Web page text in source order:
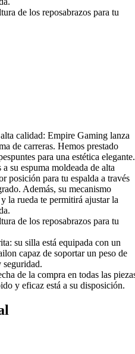
de los reposabrazos para tu
calidad: Empire Gaming lanza
de carreras. Hemos prestado
para una estética elegante.
su espuma moldeada de alta
posición para tu espalda a través
Además, su mecanismo
la rueda te permitirá ajustar la
de los reposabrazos para tu
su silla está equipada con un
capaz de soportar un peso de
seguridad.
de la compra en todas las
y eficaz está a su disposición.